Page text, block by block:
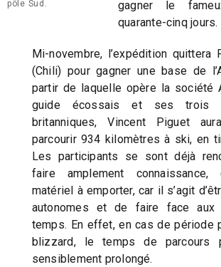
pôle Sud.
gagner le
quarante-cinq jours.
Mi-novembre, l’expédition quittera
(Chili) pour gagner une base de
partir de laquelle opère la société
guide écossais et ses trois
britanniques, Vincent Piguet
parcourir 934 kilomètres à ski, en
Les participants se sont déjà
faire amplement connaissance,
matériel à emporter, car il s’agit
autonomes et de faire face aux
temps. En effet, en cas de période
blizzard, le temps de parcours
sensiblement prolongé.